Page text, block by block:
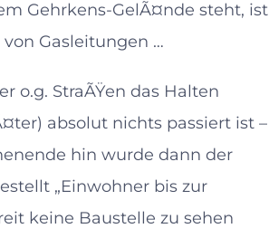
Gehrkens-GelÃ¤nde steht, ist
Gasleitungen …
o.g. StraÃŸen das Halten
absolut nichts passiert ist –
hin wurde dann der
„Einwohner bis zur
keine Baustelle zu sehen